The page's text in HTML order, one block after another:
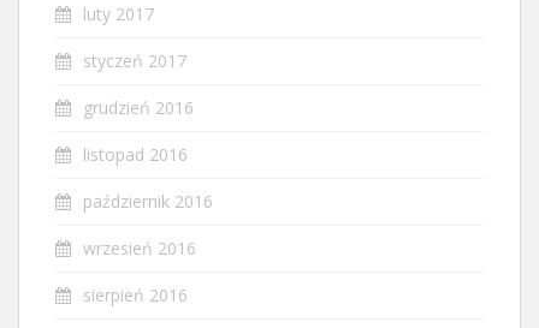
luty 2017
styczeń 2017
grudzień 2016
listopad 2016
październik 2016
wrzesień 2016
sierpień 2016